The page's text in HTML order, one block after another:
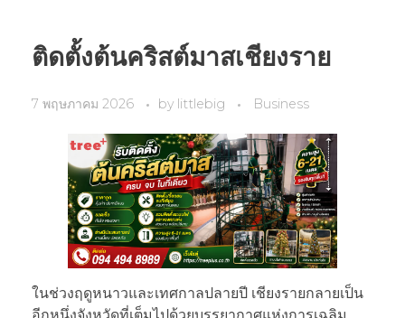
ติดตั้งต้นคริสต์มาสเชียงราย
7 พฤษภาคม 2026 by littlebig Business
ในช่วงฤดูหนาวและเทศกาลปลายปี เชียงรายกลายเป็น